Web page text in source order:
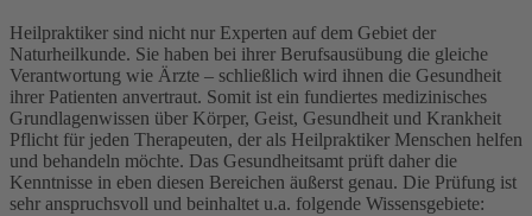
Heilpraktiker sind nicht nur Experten auf dem Gebiet der
Naturheilkunde. Sie haben bei ihrer Berufsausübung die gleiche
Verantwortung wie Ärzte – schließlich wird ihnen die Gesundheit
ihrer Patienten anvertraut. Somit ist ein fundiertes medizinisches
Grundlagenwissen über Körper, Geist, Gesundheit und Krankheit
Pflicht für jeden Therapeuten, der als Heilpraktiker Menschen helfen
und behandeln möchte. Das Gesundheitsamt prüft daher die
Kenntnisse in eben diesen Bereichen äußerst genau. Die Prüfung ist
sehr anspruchsvoll und beinhaltet u.a. folgende Wissensgebiete: